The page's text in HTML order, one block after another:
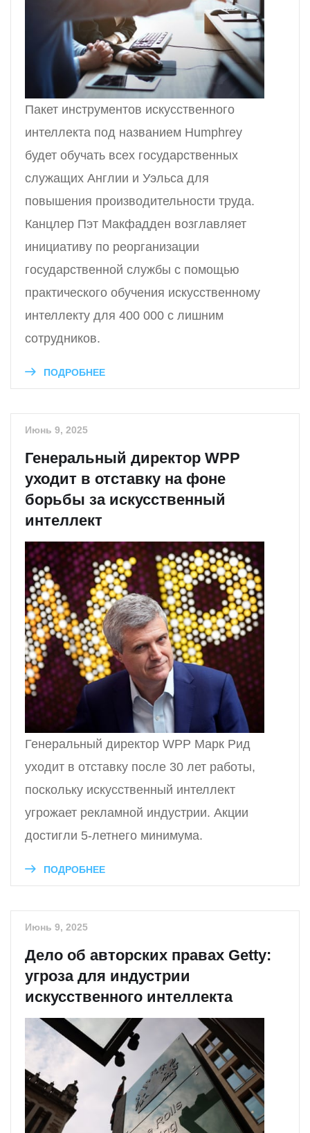
Пакет инструментов искусственного
интеллекта под названием Humphrey
будет обучать всех государственных
служащих Англии и Уэльса для
повышения производительности труда.
Канцлер Пэт Макфадден возглавляет
инициативу по реорганизации
государственной службы с помощью
практического обучения искусственному
интеллекту для 400 000 с лишним
сотрудников.
ПОДРОБНЕЕ
Июнь 9, 2025
Генеральный директор WPP
уходит в отставку на фоне
борьбы за искусственный
интеллект
Генеральный директор WPP Марк Рид
уходит в отставку после 30 лет работы,
поскольку искусственный интеллект
угрожает рекламной индустрии. Акции
достигли 5-летнего минимума.
ПОДРОБНЕЕ
Июнь 9, 2025
Дело об авторских правах Getty:
угроза для индустрии
искусственного интеллекта